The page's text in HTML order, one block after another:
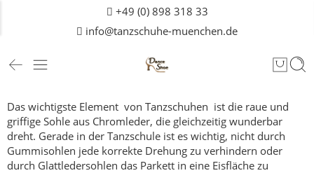
+49 (0) 898 318 33
info@tanzschuhe-muenchen.de
Das wichtigste Element von Tanzschuhen ist die raue und
griffige Sohle aus Chromleder, die gleichzeitig wunderbar
dreht. Gerade in der Tanzschule ist es wichtig, nicht durch
Gummisohlen jede korrekte Drehung zu verhindern oder
durch Glattledersohlen das Parkett in eine Eisfläche zu